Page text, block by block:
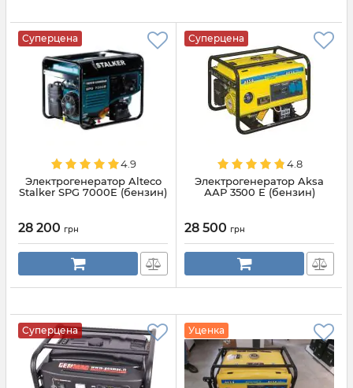
Суперцена
4.9
Электрогенератор Alteco
Stalker SPG 7000E (бензин)
28 200 грн
Суперцена
4.8
Электрогенератор Aksa
ААР 3500 Е (бензин)
28 500 грн
Суперцена Уценка